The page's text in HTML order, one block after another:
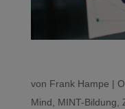
von Frank Hampe |
Mind, MINT-Bildung,